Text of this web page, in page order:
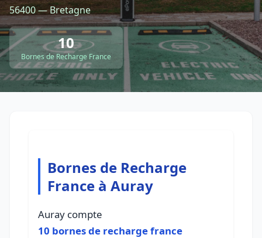
56400 — Bretagne
10
Bornes de Recharge France
Bornes de Recharge
France à Auray
Auray compte
10 bornes de recharge france